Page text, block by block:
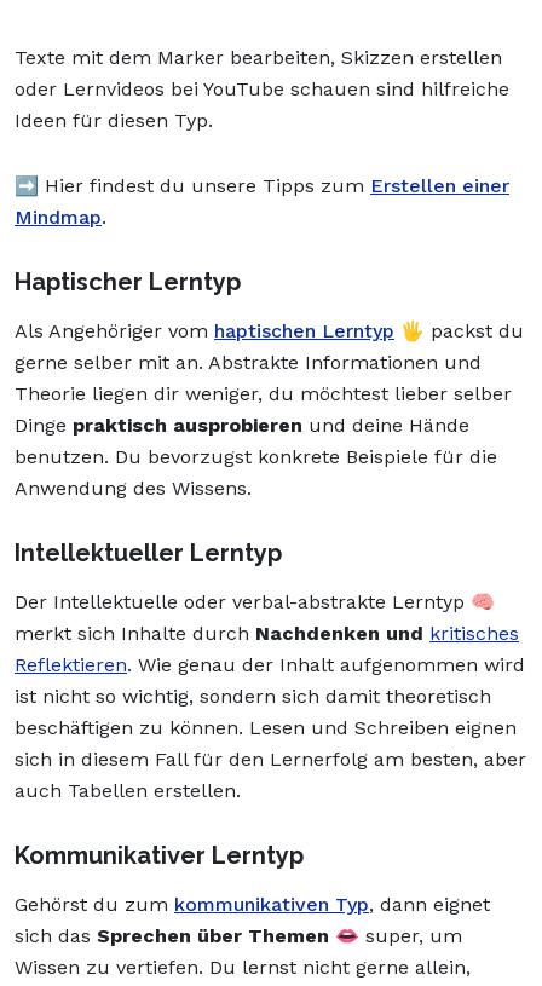
Texte mit dem Marker bearbeiten, Skizzen erstellen
oder Lernvideos bei YouTube schauen sind hilfreiche
Ideen für diesen Typ.
➡️ Hier findest du unsere Tipps zum Erstellen einer
Mindmap.
Haptischer Lerntyp
Als Angehöriger vom haptischen Lerntyp 🖐️ packst du
gerne selber mit an. Abstrakte Informationen und
Theorie liegen dir weniger, du möchtest lieber selber
Dinge praktisch ausprobieren und deine Hände
benutzen. Du bevorzugst konkrete Beispiele für die
Anwendung des Wissens.
Intellektueller Lerntyp
Der Intellektuelle oder verbal-abstrakte Lerntyp 🧠
merkt sich Inhalte durch Nachdenken und kritisches
Reflektieren. Wie genau der Inhalt aufgenommen wird
ist nicht so wichtig, sondern sich damit theoretisch
beschäftigen zu können. Lesen und Schreiben eignen
sich in diesem Fall für den Lernerfolg am besten, aber
auch Tabellen erstellen.
Kommunikativer Lerntyp
Gehörst du zum kommunikativen Typ, dann eignet
sich das Sprechen über Themen 👄 super, um
Wissen zu vertiefen. Du lernst nicht gerne allein,